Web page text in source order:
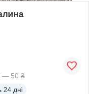
— 50 ₴
24 дні